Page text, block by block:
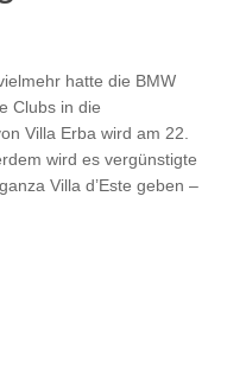
hatte die BMW
Clubs in die
Villa Erba wird am 22.
wird es vergünstigte
Villa d’Este geben –